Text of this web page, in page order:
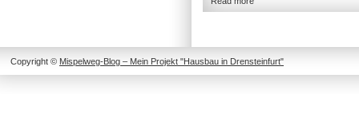
Copyright © Mispelweg-Blog – Mein Projekt "Hausbau in Drensteinfurt"